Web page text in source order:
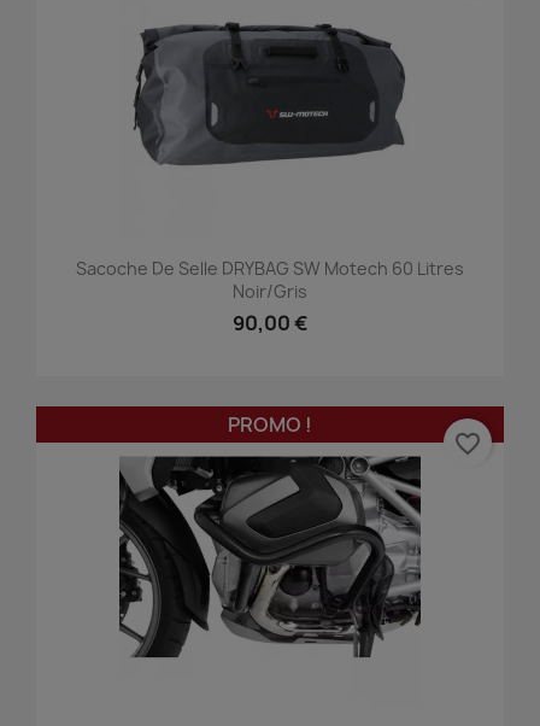
Sacoche De Selle DRYBAG SW Motech 60 Litres
Noir/gris
90,00 €
PROMO !
favorite_border